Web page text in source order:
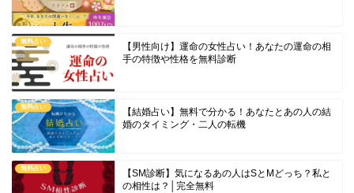
無料占い
【男性向け】運命の女性占い！あなたの運命の相
手の特徴や性格を無料診断
無料占い
【結婚占い】無料で分かる！あなたとあの人の結
婚のタイミング・二人の転機
無料占い
【SM診断】気になるあの人はSとMどっち？私と
の相性は？│完全無料